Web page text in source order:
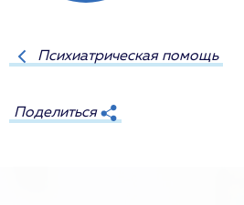
Психиатрическая помощь
Поделиться